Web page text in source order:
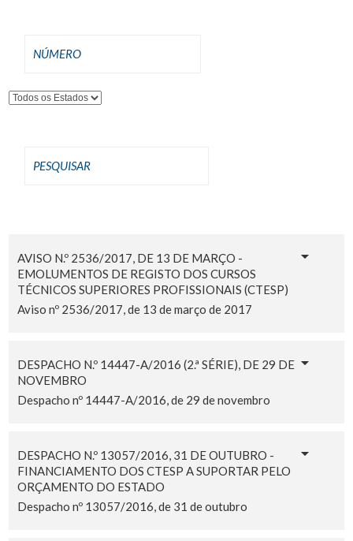
AVISO N.º 2536/2017, DE 13 DE MARÇO -
EMOLUMENTOS DE REGISTO DOS CURSOS
TÉCNICOS SUPERIORES PROFISSIONAIS (CTESP)
Aviso nº 2536/2017, de 13 de março de 2017
DESPACHO N.º 14447-A/2016 (2.ª SÉRIE), DE 29 DE
NOVEMBRO
Despacho nº 14447-A/2016, de 29 de novembro
DESPACHO N.º 13057/2016, 31 DE OUTUBRO -
FINANCIAMENTO DOS CTESP A SUPORTAR PELO
ORÇAMENTO DO ESTADO
Despacho nº 13057/2016, de 31 de outubro